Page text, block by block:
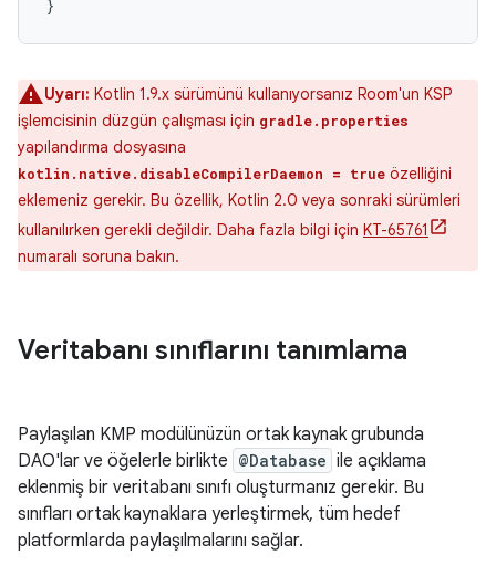
}
Uyarı: Kotlin 1.9.x sürümünü kullanıyorsanız Room'un KSP
işlemcisinin düzgün çalışması için gradle.properties
yapılandırma dosyasına
kotlin.native.disableCompilerDaemon = true özelliğini
eklemeniz gerekir. Bu özellik, Kotlin 2.0 veya sonraki sürümleri
kullanılırken gerekli değildir. Daha fazla bilgi için KT-65761
numaralı soruna bakın.
Veritabanı sınıflarını tanımlama
Paylaşılan KMP modülünüzün ortak kaynak grubunda
DAO'lar ve öğelerle birlikte @Database ile açıklama
eklenmiş bir veritabanı sınıfı oluşturmanız gerekir. Bu
sınıfları ortak kaynaklara yerleştirmek, tüm hedef
platformlarda paylaşılmalarını sağlar.